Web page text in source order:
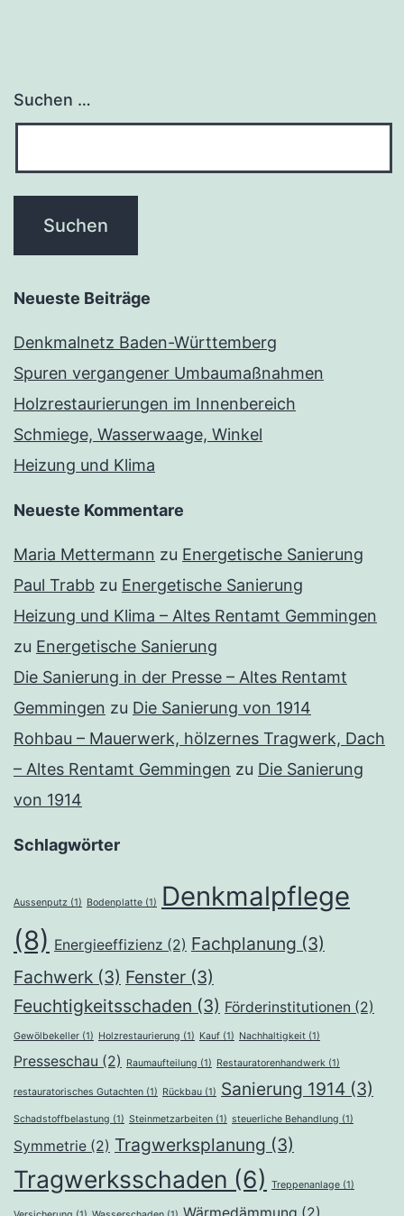
Suchen …
Neueste Beiträge
Denkmalnetz Baden-Württemberg
Spuren vergangener Umbaumaßnahmen
Holzrestaurierungen im Innenbereich
Schmiege, Wasserwaage, Winkel
Heizung und Klima
Neueste Kommentare
Maria Mettermann zu Energetische Sanierung
Paul Trabb zu Energetische Sanierung
Heizung und Klima – Altes Rentamt Gemmingen
zu Energetische Sanierung
Die Sanierung in der Presse – Altes Rentamt
Gemmingen zu Die Sanierung von 1914
Rohbau – Mauerwerk, hölzernes Tragwerk, Dach
– Altes Rentamt Gemmingen zu Die Sanierung
von 1914
Schlagwörter
Aussenputz (1) Bodenplatte (1)
Denkmalpflege
(8) Energieeffizienz (2) Fachplanung (3)
Fachwerk (3) Fenster (3)
Feuchtigkeitsschaden (3) Förderinstitutionen (2)
Gewölbekeller (1) Holzrestaurierung (1) Kauf (1) Nachhaltigkeit (1)
Presseschau (2) Raumaufteilung (1) Restauratorenhandwerk (1)
restauratorisches Gutachten (1) Rückbau (1) Sanierung 1914 (3)
Schadstoffbelastung (1) Steinmetzarbeiten (1) steuerliche Behandlung (1)
Symmetrie (2) Tragwerksplanung (3)
Tragwerksschaden (6) Treppenanlage (1)